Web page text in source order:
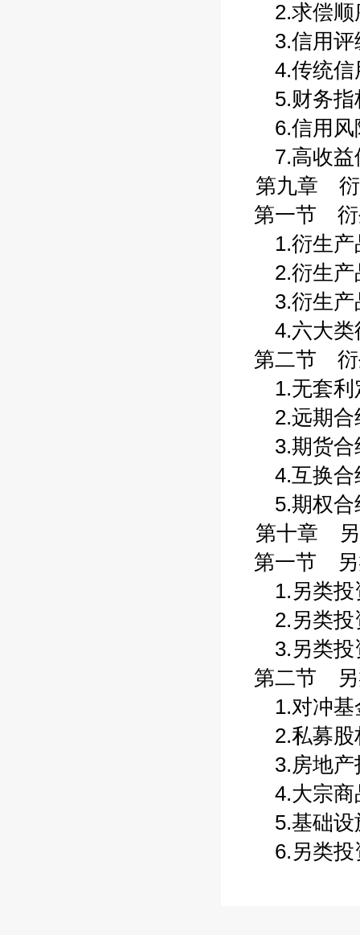
2.求偿
3.信用
4.传统信
5.财务指
6.信用风
7.高收益
第九章
第一节 衍
1.衍生产
2.衍生产
3.衍生产
4.六大类
第二节 衍
1.无套利
2.远期合
3.期货合
4.互换合
5.期权合
第十章
第一节 另
1.另类投
2.另类投
3.另类投
第二节 另
1.对冲
2.私募股
3.房地产
4.大宗商
5.基础设
6.另类投